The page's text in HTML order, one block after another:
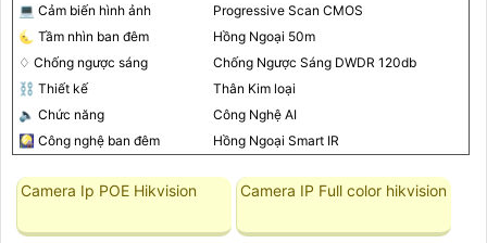
💻 Cảm biến hình ảnh
Progressive Scan CMOS
🌜 Tầm nhìn ban đêm
Hồng Ngoại 50m
♢ Chống ngược sáng
Chống Ngược Sáng DWDR 120db
⛓ Thiết kế
Thân Kim loại
🔈 Chức năng
Công Nghệ AI
🎑 Công nghệ ban đêm
Hồng Ngoại Smart IR
Camera Ip POE Hikvision Camera IP Full color hikvision